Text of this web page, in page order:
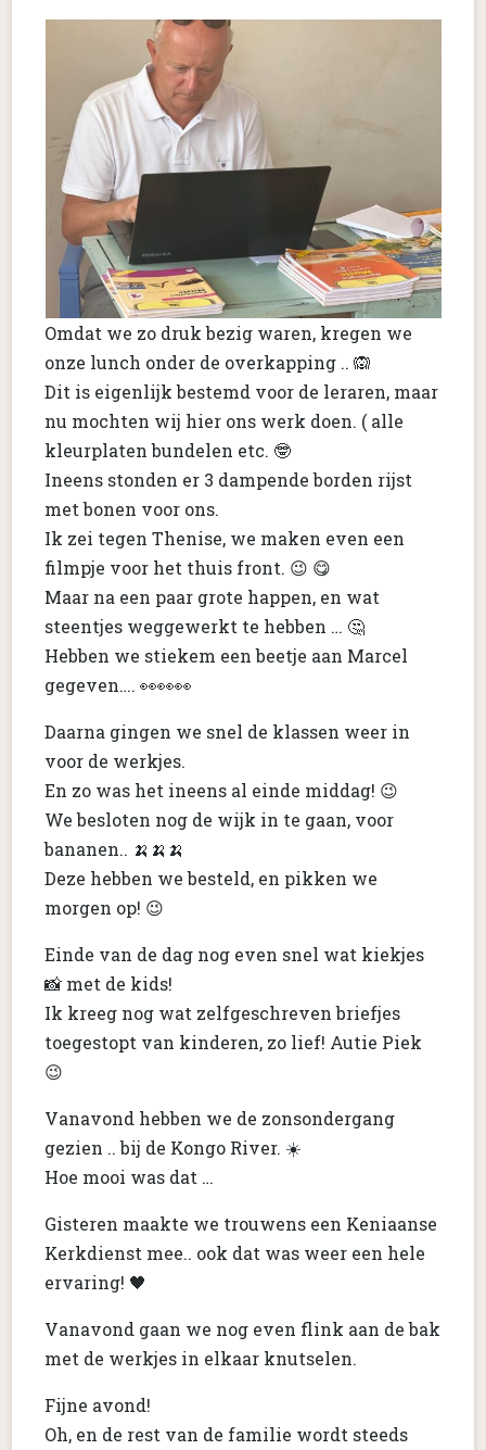
Omdat we zo druk bezig waren, kregen we
onze lunch onder de overkapping .. 🙉
Dit is eigenlijk bestemd voor de leraren, maar
nu mochten wij hier ons werk doen. ( alle
kleurplaten bundelen etc. 🤓
Ineens stonden er 3 dampende borden rijst
met bonen voor ons.
Ik zei tegen Thenise, we maken even een
filmpje voor het thuis front. 😉 😋
Maar na een paar grote happen, en wat
steentjes weggewerkt te hebben … 🤔
Hebben we stiekem een beetje aan Marcel
gegeven…. 👀👀👀
Daarna gingen we snel de klassen weer in
voor de werkjes.
En zo was het ineens al einde middag! 😉
We besloten nog de wijk in te gaan, voor
bananen.. 🍌🍌🍌
Deze hebben we besteld, en pikken we
morgen op! 😉
Einde van de dag nog even snel wat kiekjes
📸 met de kids!
Ik kreeg nog wat zelfgeschreven briefjes
toegestopt van kinderen, zo lief! Autie Piek
😉
Vanavond hebben we de zonsondergang
gezien .. bij de Kongo River. ☀️
Hoe mooi was dat …
Gisteren maakte we trouwens een Keniaanse
Kerkdienst mee.. ook dat was weer een hele
ervaring! 🖤
Vanavond gaan we nog even flink aan de bak
met de werkjes in elkaar knutselen.
Fijne avond!
Oh, en de rest van de familie wordt steeds